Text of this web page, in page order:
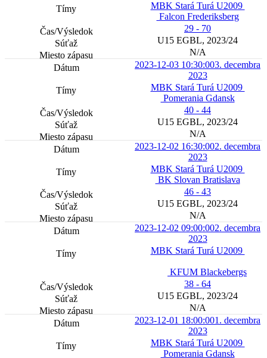
MBK Stará Turá U2009
Falcon Frederiksberg
29 - 70
U15 EGBL, 2023/24
N/A
2023-12-03 10:30:003. decembra
2023
MBK Stará Turá U2009
Pomerania Gdansk
40 - 44
U15 EGBL, 2023/24
N/A
2023-12-02 16:30:002. decembra
2023
MBK Stará Turá U2009
BK Slovan Bratislava
46 - 43
U15 EGBL, 2023/24
N/A
2023-12-02 09:00:002. decembra
2023
MBK Stará Turá U2009
KFUM Blackebergs
38 - 64
U15 EGBL, 2023/24
N/A
2023-12-01 18:00:001. decembra
2023
MBK Stará Turá U2009
Pomerania Gdansk